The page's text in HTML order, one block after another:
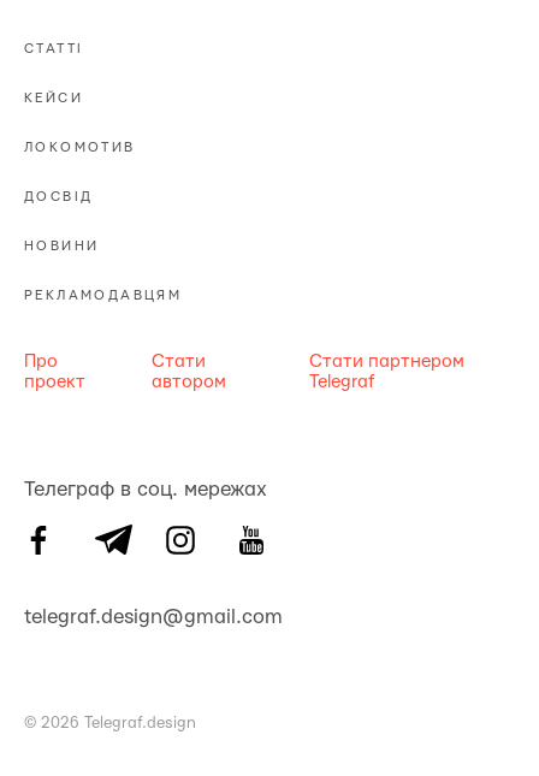
СТАТТІ
КЕЙСИ
ЛОКОМОТИВ
ДОСВІД
НОВИНИ
РЕКЛАМОДАВЦЯМ
Про
проект
Стати
автором
Стати партнером
Telegraf
Телеграф в соц. мережах
telegraf.design@gmail.com
© 2026 Telegraf.design